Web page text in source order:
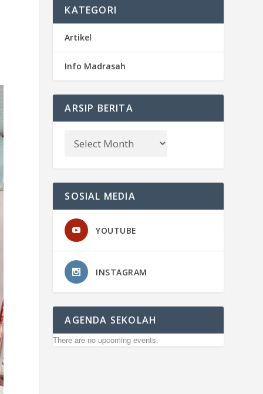
KATEGORI
Artikel
Info Madrasah
ARSIP BERITA
SOSIAL MEDIA
YOUTUBE
INSTAGRAM
AGENDA SEKOLAH
There are no upcoming events.